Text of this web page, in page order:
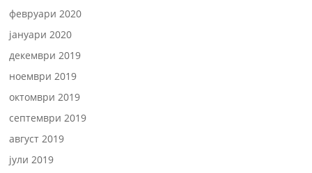
февруари 2020
јануари 2020
декември 2019
ноември 2019
октомври 2019
септември 2019
август 2019
јули 2019